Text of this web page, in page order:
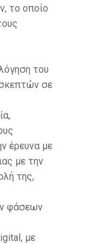
το οποίο
του
σε
έρευνα με
με την
της,
φάσεων
με